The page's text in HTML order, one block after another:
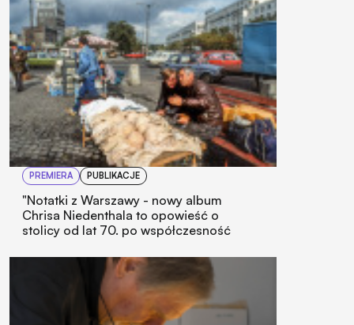
PREMIERA PUBLIKACJE
"Notatki z Warszawy - nowy album
Chrisa Niedenthala to opowieść o
stolicy od lat 70. po współczesność